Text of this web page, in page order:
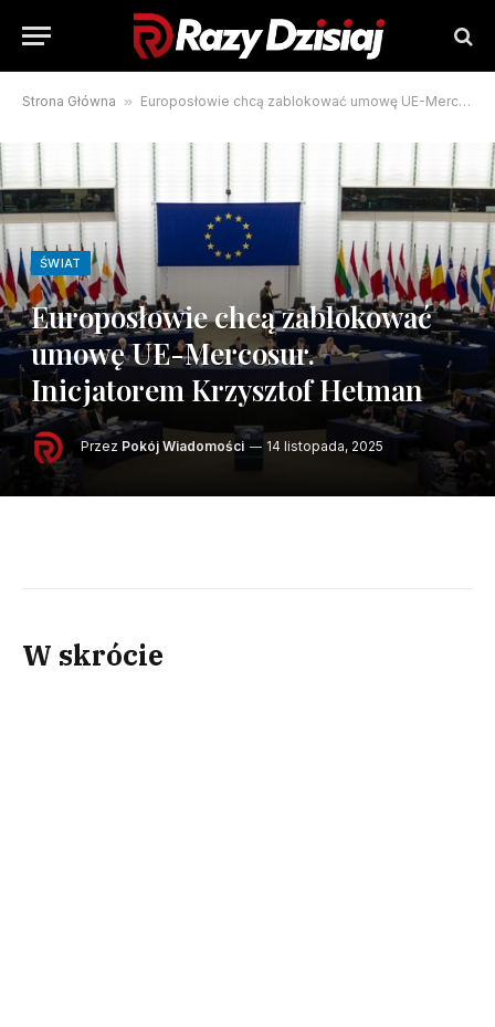
Strona Główna » Europosłowie chcą zablokować umowę UE-Mercosur. Inicjatorem Krzysztof Hetman
ŚWIAT
Europosłowie chcą zablokować
umowę UE-Mercosur.
Inicjatorem Krzysztof Hetman
Przez Pokój Wiadomości 14 listopada, 2025
W skrócie